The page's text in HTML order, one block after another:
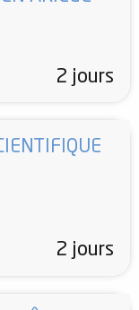
2 jours
2 jours